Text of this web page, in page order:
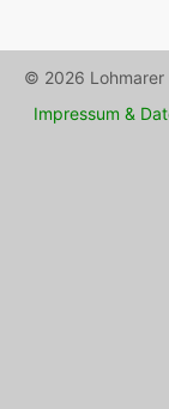
© 2026 Lohmarer
Impressum &